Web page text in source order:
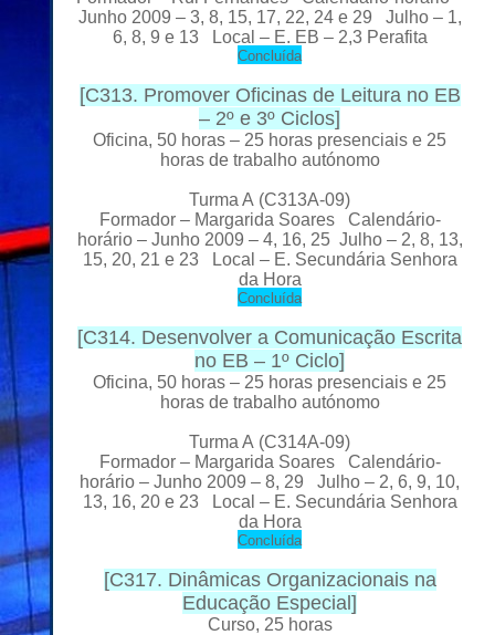
Junho 2009 – 3, 8, 15, 17, 22, 24 e 29 Julho – 1,
6, 8, 9 e 13 Local – E. EB – 2,3 Perafita
Concluída
[C313. Promover Oficinas de Leitura no EB
– 2º e 3º Ciclos]
Oficina, 50 horas – 25 horas presenciais e 25
horas de trabalho autónomo
Turma A (C313A-09)
Formador – Margarida Soares Calendário-
horário – Junho 2009 – 4, 16, 25 Julho – 2, 8, 13,
15, 20, 21 e 23 Local – E. Secundária Senhora
da Hora
Concluída
[C314. Desenvolver a Comunicação Escrita
no EB – 1º Ciclo]
Oficina, 50 horas – 25 horas presenciais e 25
horas de trabalho autónomo
Turma A (C314A-09)
Formador – Margarida Soares Calendário-
horário – Junho 2009 – 8, 29 Julho – 2, 6, 9, 10,
13, 16, 20 e 23 Local – E. Secundária Senhora
da Hora
Concluída
[C317. Dinâmicas Organizacionais na
Educação Especial ]
Curso, 25 horas